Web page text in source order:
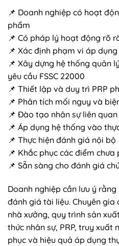
📌 Doanh nghiệp có hoạt
phẩm
📌 Có pháp lý hoạt động rõ
📌 Xác định phạm vi áp
📌 Xây dựng hệ thống quản
yêu cầu FSSC 22000
📌 Thiết lập và duy trì PRP
📌 Phân tích mối nguy và
📌 Đào tạo nhân sự liên quan
📌 Áp dụng hệ thống vào
📌 Thực hiện đánh giá nội bộ
📌 Khắc phục các điểm chưa
📌 Sẵn sàng cho đánh giá
Doanh nghiệp cần lưu ý rằng
đánh giá tài liệu. Chuyên
nhà xưởng, quy trình sản
thức nhân sự, PRP, truy xuất
phục và hiệu quả áp dụng